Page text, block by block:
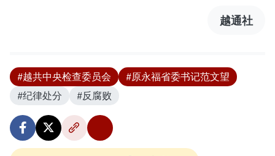
越通社
#越共中央检查委员会
#原永福省委书记范文望
#纪律处分
#反腐败